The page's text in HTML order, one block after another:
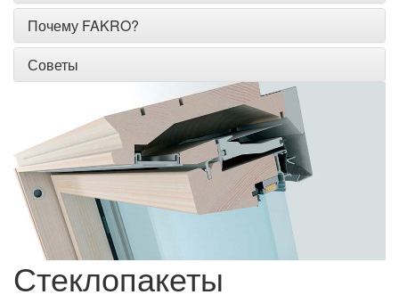
Почему FAKRO?
Советы
Стеклопакеты